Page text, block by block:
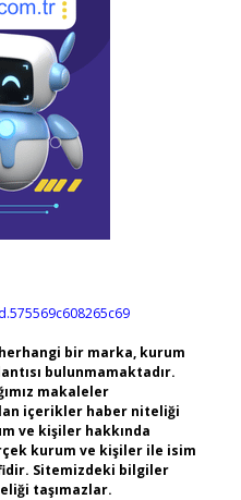
bir marka, kurum
bulunmamaktadır.
makaleler
içerikler haber niteliği
ve kişiler hakkında
kurum ve kişiler ile isim
Sitemizdeki bilgiler
taşımazlar.